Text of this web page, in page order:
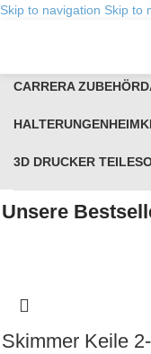
Skip to navigation Skip to
CARRERA ZUBEHÖR
HALTERUNGEN
3D DRUCKER TEILE
Unsere
Skimmer Keile